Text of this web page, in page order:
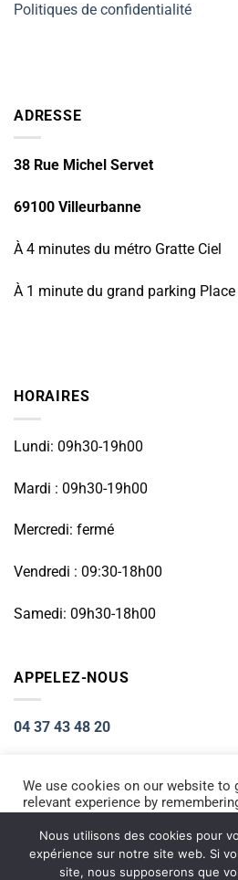
Politiques de confidentialité
ADRESSE
38 Rue Michel Servet
69100 Villeurbanne
À 4 minutes du métro Gratte Ciel
À 1 minute du grand parking
HORAIRES
Lundi: 09h30-19h00
Mardi : 09h30-19h00
Mercredi: fermé
Vendredi : 09:30-18h00
Samedi: 09h30-18h00
APPELEZ-NOUS
04 37 43 48 20
Visa PayPal
RÉPARATION PETIT
RÉPARATION TÉLÉPHONIE
We use cookies on our website to
relevant experience by
use of ALL the cookies. However,
Settings" to provide a controlled
Nous utilisons des cookies pour
expérience sur notre site web. Si
site, nous supposerons que